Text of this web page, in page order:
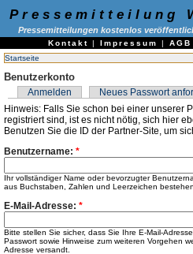
Pressemitteilung
Pressemitteilungen kostenlos
Kontakt | Impressum | AGB
Startseite
Benutzerkonto
Anmelden Neues Passwort
Hinweis: Falls Sie schon bei einer unserer
registriert sind, ist es nicht nötig, sich hier
Benutzen Sie die ID der Partner-Site, um
Benutzername: *
Ihr vollständiger Name oder bevorzugter
aus Buchstaben, Zahlen und Leerzeichen bestehen.
E-Mail-Adresse: *
Bitte stellen Sie sicher, dass Sie Ihre E-Mail-
Passwort sowie Hinweise zum weiteren Vorgehen
Adresse versandt.